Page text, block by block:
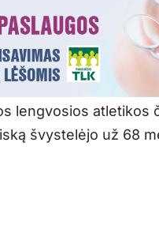
lengvosios atletikos
švystelėjo už 68